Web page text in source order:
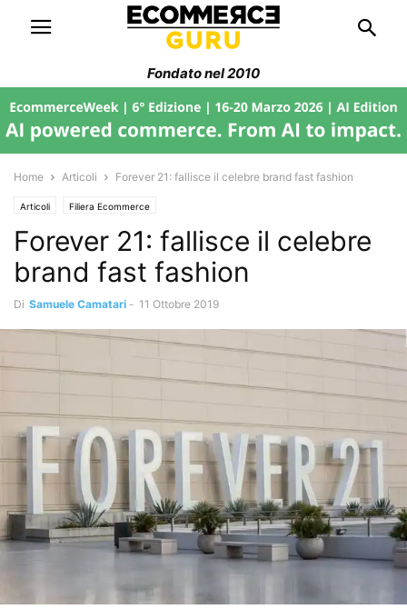
Fondato nel 2010
Home Articoli Forever 21: fallisce il celebre brand fast fashion
Articoli Filiera Ecommerce
Forever 21: fallisce il celebre
brand fast fashion
Di Samuele Camatari - 11 Ottobre 2019